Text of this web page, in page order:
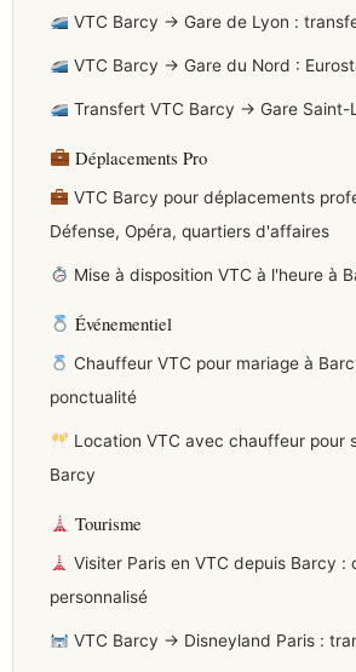
VTC Barcy → Gare de Lyon :
VTC Barcy → Gare du Nord :
Transfert VTC Barcy → Gare Saint-
Déplacements Pro
VTC Barcy pour déplacements
Défense, Opéra, quartiers d'affaires
Mise à disposition VTC à l'heure à
Événementiel
Chauffeur VTC pour mariage à
ponctualité
Location VTC avec chauffeur pour
Barcy
Tourisme
Visiter Paris en VTC depuis Barcy :
personnalisé
VTC Barcy → Disneyland Paris :